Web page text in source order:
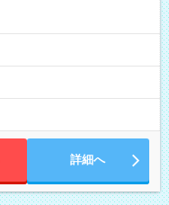
詳細へ